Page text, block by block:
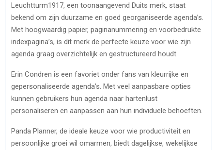
Leuchtturm1917, een toonaangevend Duits merk, staat
bekend om zijn duurzame en goed georganiseerde agenda’s.
Met hoogwaardig papier, paginanummering en voorbedrukte
indexpagina’s, is dit merk de perfecte keuze voor wie zijn
agenda graag overzichtelijk en gestructureerd houdt.
Erin Condren is een favoriet onder fans van kleurrijke en
gepersonaliseerde agenda’s. Met veel aanpasbare opties
kunnen gebruikers hun agenda naar hartenlust
personaliseren en aanpassen aan hun individuele behoeften.
Panda Planner, de ideale keuze voor wie productiviteit en
persoonlijke groei wil omarmen, biedt dagelijkse, wekelijkse